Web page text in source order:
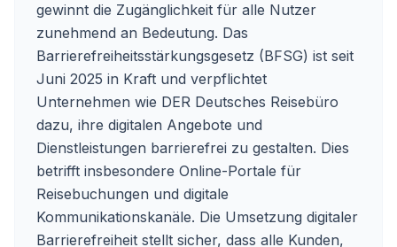
gewinnt die Zugänglichkeit für alle Nutzer
zunehmend an Bedeutung. Das
Barrierefreiheitsstärkungsgesetz (BFSG) ist seit
Juni 2025 in Kraft und verpflichtet
Unternehmen wie DER Deutsches Reisebüro
dazu, ihre digitalen Angebote und
Dienstleistungen barrierefrei zu gestalten. Dies
betrifft insbesondere Online-Portale für
Reisebuchungen und digitale
Kommunikationskanäle. Die Umsetzung digitaler
Barrierefreiheit stellt sicher, dass alle Kunden,